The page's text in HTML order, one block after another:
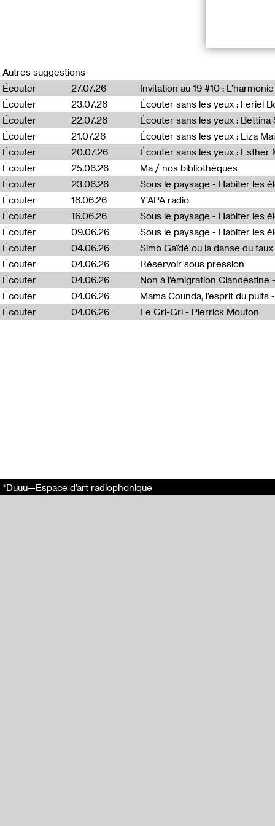
Retour sur
Épisode #2 -
groupe les
“Ça
Portier et
point de départ
Lyon en juin
droits.
mètres carrés
l’invitation de
Ça commence
contient la
début de cette
les luttes
1970, elle
enregistrer
particulier les
collectif, lui
Radio
La Salle de
Autres suggestions
Écouter
27.07.26 Invitation au 19 #10 :
Écouter
23.07.26 Écouter sans les yeux : Feriel
Écouter
22.07.26 Écouter sans les yeux : Bettina
Écouter
21.07.26 Écouter sans les yeux : Liza
Écouter
20.07.26 Écouter sans les yeux : Esther
Écouter
25.06.26 Ma / nos bibliothèques
Écouter
23.06.26
Écouter
18.06.26 Y’APA radio
Écouter
16.06.26
Écouter
09.06.26
Écouter
04.06.26 Simb Gaïdé ou la danse du
Écouter
04.06.26 Réservoir sous pression
Écouter
04.06.26
Écouter
04.06.26 Mama Counda, l’esprit du
Écouter
04.06.26 Le Gri-Gri - Pierrick Mouton
*Duuu—Espace d’art radiophonique